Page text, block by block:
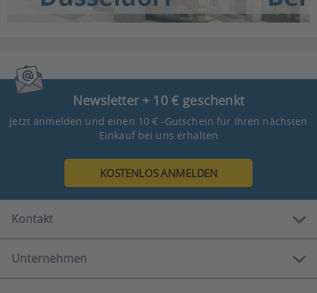
Newsletter + 10 € geschenkt
Jetzt anmelden und einen 10 € -Gutschein für Ihren nächsten
Einkauf bei uns erhalten
KOSTENLOS ANMELDEN
Kontakt
Kostenlose Hotline:
0800 888 90 80
Unternehmen